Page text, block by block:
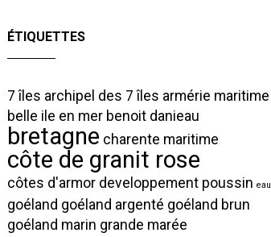
ÉTIQUETTES
7 îles archipel des 7 îles armérie maritime
belle ile en mer benoit danieau
bretagne charente maritime
côte de granit rose
côtes d'armor developpement poussin eau
goéland goéland argenté goéland brun
goéland marin grande marée